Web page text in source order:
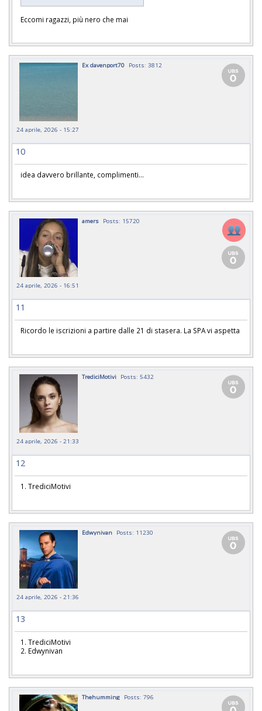
Eccomi ragazzi, più nero che mai
Ex davenport70 Posts: 3812
24 aprile, 2026 - 15:27
10
idea davvero brillante, complimenti...
amers Posts: 15720
24 aprile, 2026 - 16:51
11
Ricordo le iscrizioni a partire dalle 21 di stasera. La SPA vi aspetta
TrediciMotivi Posts: 5432
24 aprile, 2026 - 21:33
12
1. TrediciMotivi
Edwynivan Posts: 11230
24 aprile, 2026 - 21:36
13
1. TrediciMotivi
2. Edwynivan
Thehumming Posts: 796